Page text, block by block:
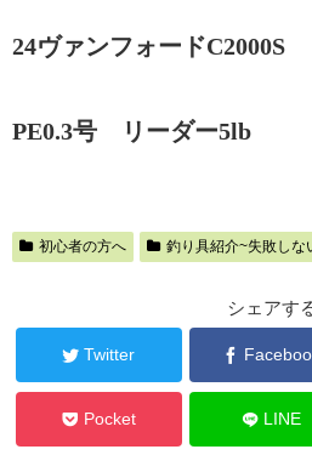
24ヴァンフォードC2000S
PE0.3号 リーダー5lb
初心者の方へ 釣り具紹介~失敗しな
シェアす
Twitter
Pocket LINE